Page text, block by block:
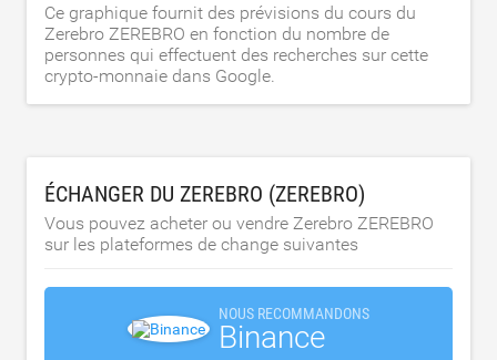
Ce graphique fournit des prévisions du cours du
Zerebro ZEREBRO en fonction du nombre de
personnes qui effectuent des recherches sur cette
crypto-monnaie dans Google.
ÉCHANGER DU ZEREBRO (ZEREBRO)
Vous pouvez acheter ou vendre Zerebro ZEREBRO
sur les plateformes de change suivantes
NOUS RECOMMANDONS
Binance